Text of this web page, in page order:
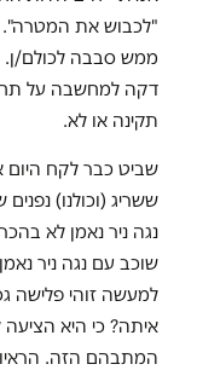
"לכבוש את המטרה".
ממש סבבה לכולם/ן.
דקה למחשבה על
תקינה או לא.
שביט כבר לקח היום
ששריג (וכולנו) נפנים
נגה ניר נאמן לא בהכרח
שוכב עם נגה ניר
למעשה זוהי פלישה
איתה? כי היא הציעה
המתבהם הזה. הראיון